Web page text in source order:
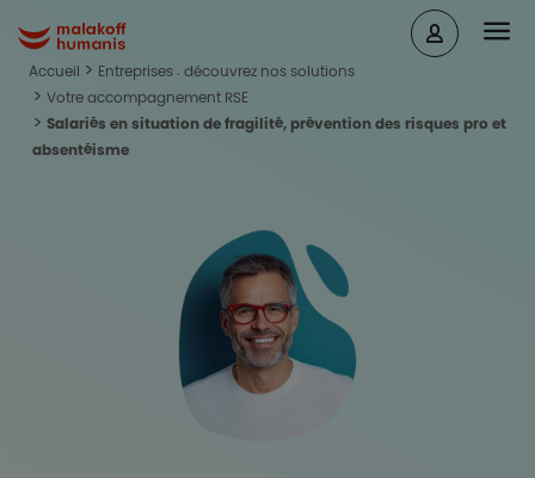
Malakoff Humanis Accueil
Accueil
Entreprises : découvrez nos solutions
Votre accompagnement RSE
Salariés en situation de fragilité, prévention des risques pro et
absentéisme